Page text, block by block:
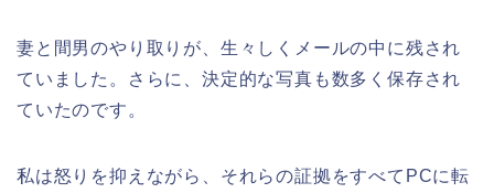
妻と間男のやり取りが、生々しくメールの中に残され
ていました。さらに、決定的な写真も数多く保存され
ていたのです。
私は怒りを抑えながら、それらの証拠をすべてPCに転